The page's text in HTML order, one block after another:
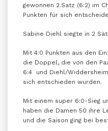
gewonnen 2.Satz (6:2) im
Punkten für sich
Sabine Diehl siegte in 2
Mit 4:0 Punkten aus den
die Doppel, die von den
6:4 und Diehl/
sich entschieden wurden.
Mit einem super 6:0-Sieg
haben die Damen 50 ihre
und die Saison ging bei